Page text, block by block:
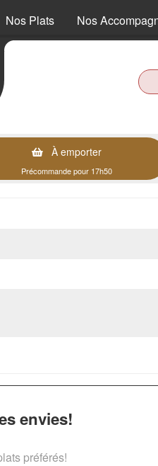
Nos Plats Nos
À emporter
Précommande pour 17h50
envies!
préférés!